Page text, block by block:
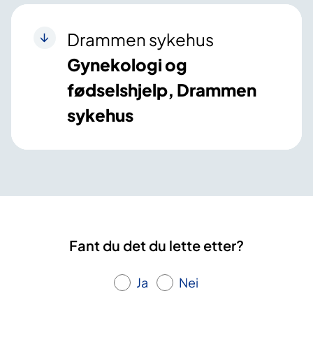
Drammen sykehus
Gynekologi og
fødselshjelp, Drammen
sykehus
Fant du det du lette etter?
Ja Nei